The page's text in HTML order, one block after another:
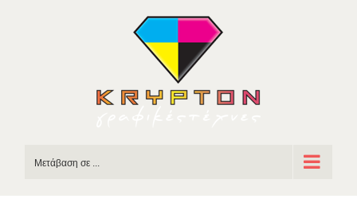
Μετάβαση σε ...